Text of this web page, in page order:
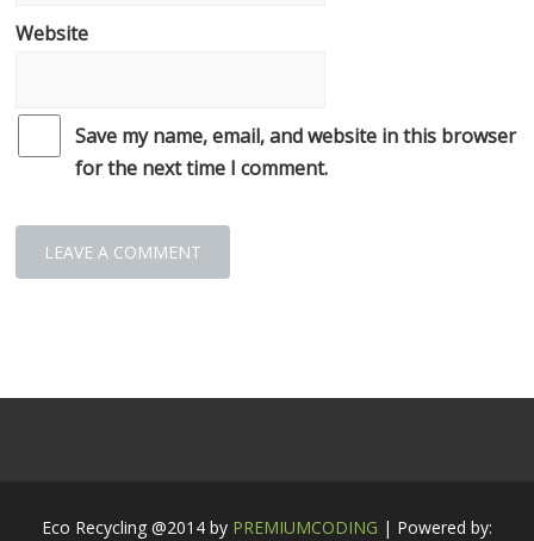
Website
Save my name, email, and website in this browser
for the next time I comment.
Eco Recycling @2014 by PREMIUMCODING | Powered by: